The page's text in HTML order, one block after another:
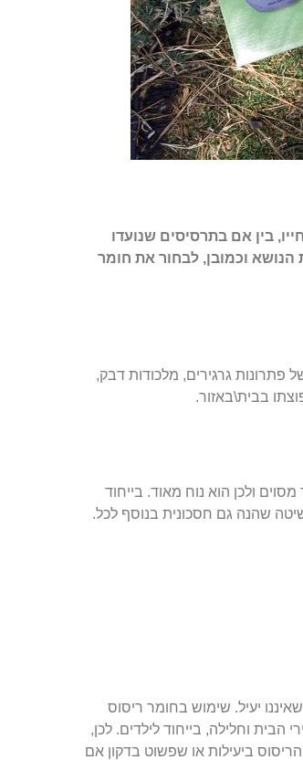
בין אם בתרסיסים שנועדו
הנושא וכמובן, לבחור את חומר
פתרונות גרגירים, מלכודות דבק,
בבית\באזור.
ולכן הוא נוח מאוד. בייחוד
שהנה גם חסכונית בנוסף לכל.
יעיל. שימוש בחומר ריסוס
הבית וחלילה, בייחוד לילדים. לכן,
ביעילות או שפשוט בדקון אם